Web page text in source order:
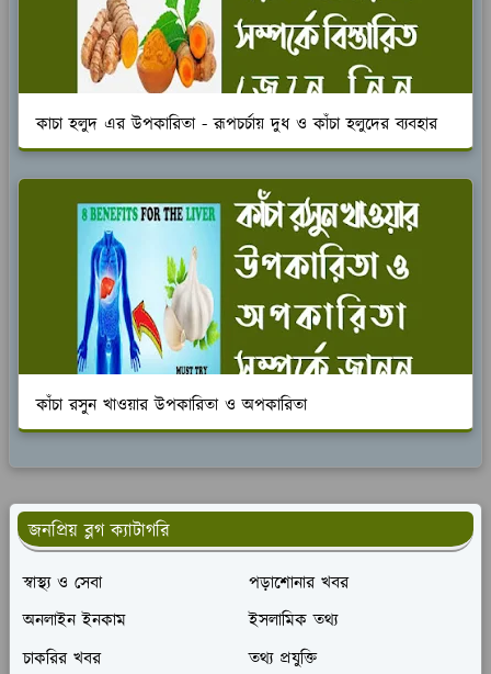
কাচা হলুদ এর উপকারিতা - রূপচর্চায় দুধ ও কাঁচা হলুদের ব্যবহার
কাঁচা রসুন খাওয়ার উপকারিতা ও অপকারিতা
জনপ্রিয় ব্লগ ক্যাটাগরি
স্বাস্থ্য ও সেবা
পড়াশোনার খবর
অনলাইন ইনকাম
ইসলামিক তথ্য
চাকরির খবর
তথ্য প্রযুক্তি